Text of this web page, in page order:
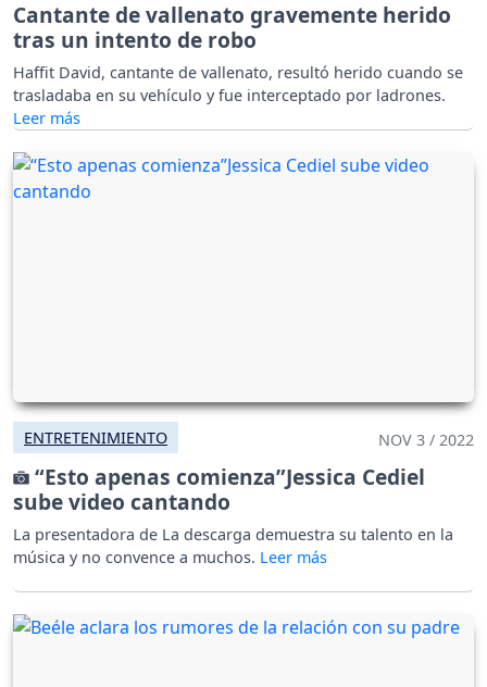
Cantante de vallenato gravemente herido
tras un intento de robo
Haffit David, cantante de vallenato, resultó herido cuando se
trasladaba en su vehículo y fue interceptado por ladrones.
ENTRETENIMIENTO NOV 3 / 2022
“Esto apenas comienza”Jessica Cediel
sube video cantando
La presentadora de La descarga demuestra su talento en la
música y no convence a muchos.